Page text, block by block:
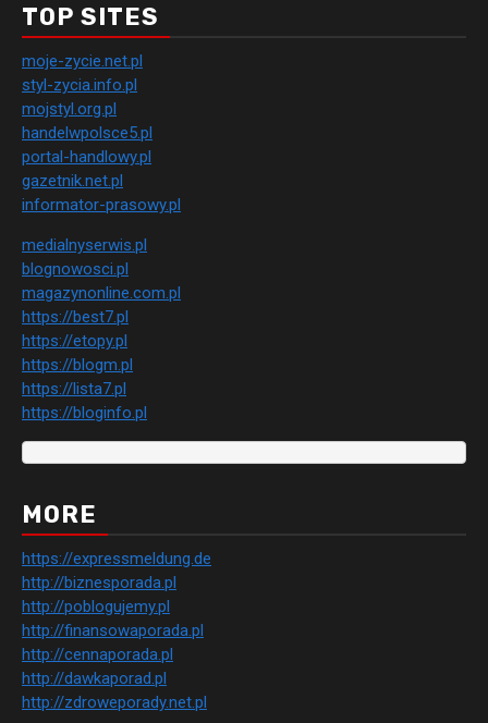
TOP SITES
moje-zycie.net.pl
styl-zycia.info.pl
mojstyl.org.pl
handelwpolsce5.pl
portal-handlowy.pl
gazetnik.net.pl
informator-prasowy.pl
medialnyserwis.pl
blognowosci.pl
magazynonline.com.pl
https://best7.pl
https://etopy.pl
https://blogm.pl
https://lista7.pl
https://bloginfo.pl
MORE
https://expressmeldung.de
http://biznesporada.pl
http://poblogujemy.pl
http://finansowaporada.pl
http://cennaporada.pl
http://dawkaporad.pl
http://zdroweporady.net.pl